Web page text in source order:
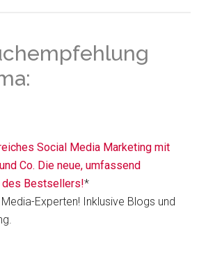
Social Media Marketing mit
Co. Die neue, umfassend
des Bestsellers!*
Experten! Inklusive Blogs und